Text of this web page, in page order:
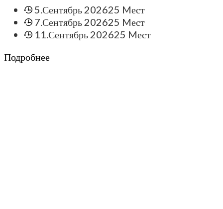
5.Сентябрь 202625 Mест
7.Сентябрь 202625 Mест
11.Сентябрь 202625 Mест
Подробнее